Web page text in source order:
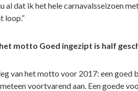
al dat ik het hele carnavalsseizoen
loop.”
motto Goed ingezipt is half
van het motto voor 2017: een goed
voortvarend aan. Een goede